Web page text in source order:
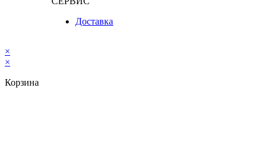
Доставка
×
×
Корзина